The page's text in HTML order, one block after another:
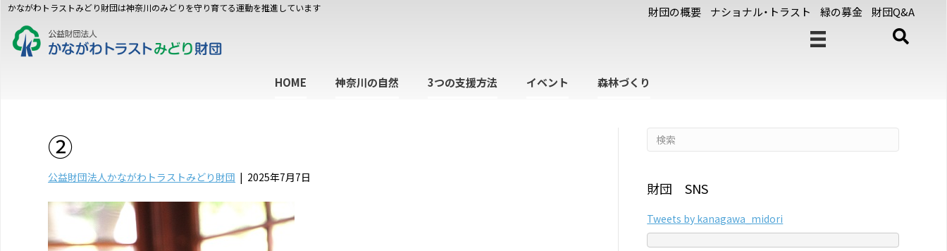
かながわトラストみどり財団は神奈川のみどりを守り育てる運動を推進しています 財団の概要 ナショナル・トラスト 緑の募金 財団Q&A
HOME 神奈川の自然 3つの支援方法 イベント 森林づくり
②
公益財団法人かながわトラストみどり財団 | 2025年7月7日
財団 SNS
Tweets by kanagawa_midori